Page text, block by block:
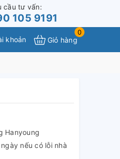
cầu tư vấn:
105 9191
khoản
0
Giỏ hàng
Hanyoung
nếu có lỗi nhà